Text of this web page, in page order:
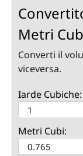
Metri
Converti il
viceversa.
Iarde Cubiche:
Metri Cubi: